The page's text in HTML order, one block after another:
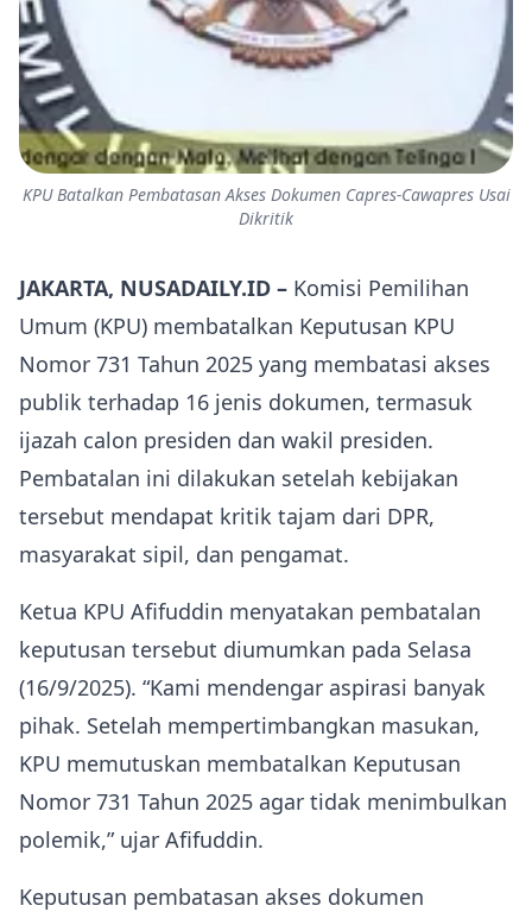
KPU Batalkan Pembatasan Akses Dokumen Capres-Cawapres Usai
Dikritik
JAKARTA, NUSADAILY.ID – Komisi Pemilihan
Umum (KPU) membatalkan Keputusan KPU
Nomor 731 Tahun 2025 yang membatasi akses
publik terhadap 16 jenis dokumen, termasuk
ijazah calon presiden dan wakil presiden.
Pembatalan ini dilakukan setelah kebijakan
tersebut mendapat kritik tajam dari DPR,
masyarakat sipil, dan pengamat.
Ketua KPU Afifuddin menyatakan pembatalan
keputusan tersebut diumumkan pada Selasa
(16/9/2025). “Kami mendengar aspirasi banyak
pihak. Setelah mempertimbangkan masukan,
KPU memutuskan membatalkan Keputusan
Nomor 731 Tahun 2025 agar tidak menimbulkan
polemik,” ujar Afifuddin.
Keputusan pembatasan akses dokumen